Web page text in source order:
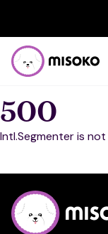
500
Intl.Segmenter is